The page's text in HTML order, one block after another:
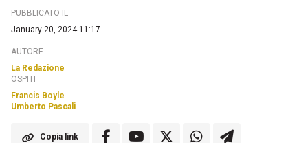
PUBBLICATO IL
January 20, 2024 11:17
AUTORE
La Redazione
OSPITI
Francis Boyle
Umberto Pascali
Copia link